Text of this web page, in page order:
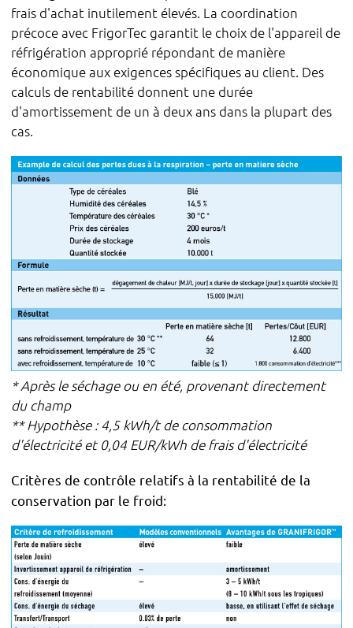
frais d'achat inutilement élevés. La coordination
précoce avec FrigorTec garantit le choix de l'appareil de
réfrigération approprié répondant de manière
économique aux exigences spécifiques au client. Des
calculs de rentabilité donnent une durée
d'amortissement de un à deux ans dans la plupart des
cas.
* Après le séchage ou en été, provenant directement
du champ
** Hypothèse : 4,5 kWh/t de consommation
d'électricité et 0,04 EUR/kWh de frais d'électricité
Critères de contrôle relatifs à la rentabilité de la
conservation par le froid: